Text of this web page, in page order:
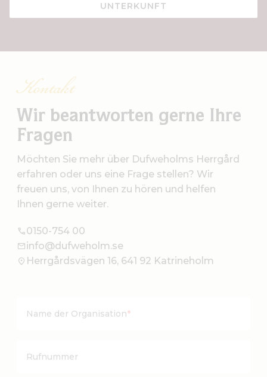
UNTERKUNFT
Kontakt
Wir beantworten gerne Ihre
Fragen
Möchten Sie mehr über Dufweholms Herrgård
erfahren oder uns eine Frage stellen? Wir
freuen uns, von Ihnen zu hören und helfen
Ihnen gerne weiter.
0150-754 00
info@dufweholm.se
Herrgårdsvägen 16, 641 92 Katrineholm
Name der Organisation*
Rufnummer